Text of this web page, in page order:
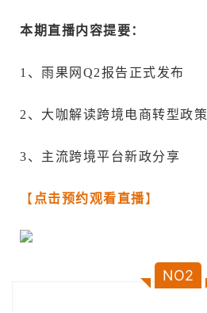
本期直播内容提要：
1、雨果网Q2报告正式发布
2、大咖解读跨境电商转型政策
3、主流跨境平台新政分享
【 点击预约观看直播】
NO2